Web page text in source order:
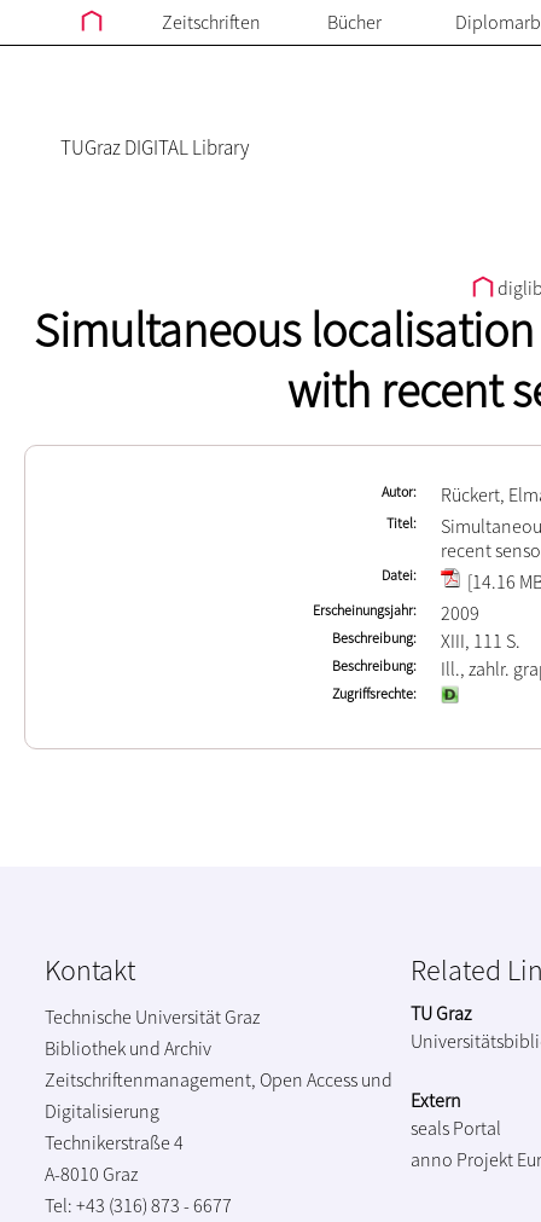
Zeitschriften Bücher
TUGraz DIGITAL Library
Simultaneous
with recent
Autor Rückert,
Titel
recent
Datei [14.16
Erscheinungsjahr 2009
Beschreibung XIII, 111 S.
Beschreibung Ill., zahlr.
Zugriffsrechte
Kontakt
Technische Universität Graz
Bibliothek und Archiv
Zeitschriftenmanagement, Open Access und
Digitalisierung
Technikerstraße 4
A-8010 Graz
Tel: +43 (316) 873 - 6677
Related
TU Graz
Extern
seals Portal
anno Projekt